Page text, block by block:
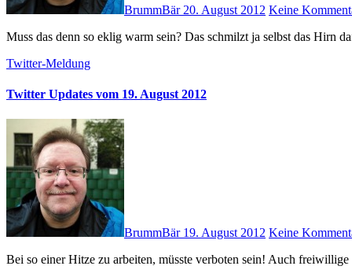
BrummBär 20. August 2012 Keine
Muss das denn so eklig warm sein? Das schmilzt ja selbst das
Twitter-Meldung
Twitter Updates vom 19. August 2012
BrummBär 19. August 2012 Keine
Bei so einer Hitze zu arbeiten, müsste verboten sein! Auch